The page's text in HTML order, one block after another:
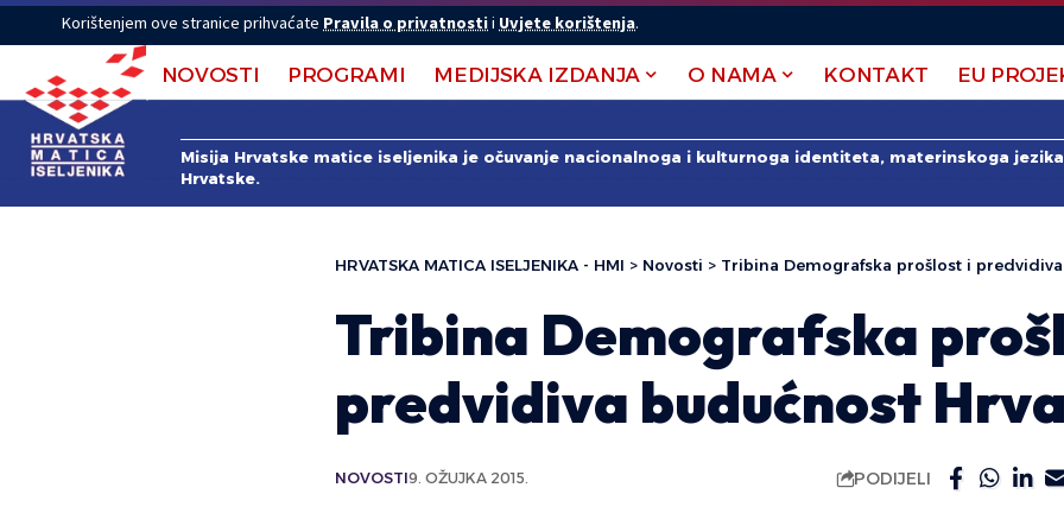
Korištenjem ove stranice prihvaćate Pravila o privatnostii Uvjete korištenja.
NOVOSTI PROGRAMI MEDIJSKA IZDANJA O NAMA KONTAKT EU
Misija Hrvatske matice iseljenika je očuvanje nacionalnoga i kulturnoga identiteta, materinskoga
Hrvatske.
HRVATSKA MATICA ISELJENIKA - HMI > Novosti > Tribina Demografska prošlost i
Tribina Demografska
predvidiva budućnost
NOVOSTI9. OŽUJKA 2015. PODIJELI